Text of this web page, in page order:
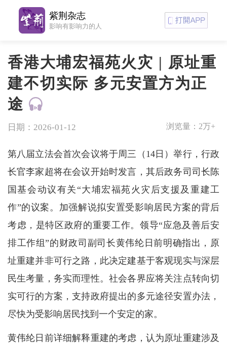
香港大埔宏福苑火灾 | 原址重
建不切实际 多元安置方为正
途
日期：2026-01-12 浏览量： 2万+
第八届立法会首次会议将于周三（14日）举行，行政
长官李家超将在会议开始时发言，其后政务司司长陈
国基会动议有关“大埔宏福苑火灾后支援及重建工
作”的议案。加强解说拟安置受影响居民方案的背后
考虑，是特区政府的重要工作。领导“应急及善后安
排工作组”的财政司副司长黄伟纶日前明确指出，原
址重建并非可行之路，此决定建基于客观现实与深层
民生考量，务实而理性。社会各界应将关注点转向切
实可行的方案，支持政府提出的多元途径安置办法，
尽快为受影响居民找到一个安定的家。
黄伟纶日前详细解释重建的考虑，认为原址重建涉及
紫荆杂志
影响有影响力的人